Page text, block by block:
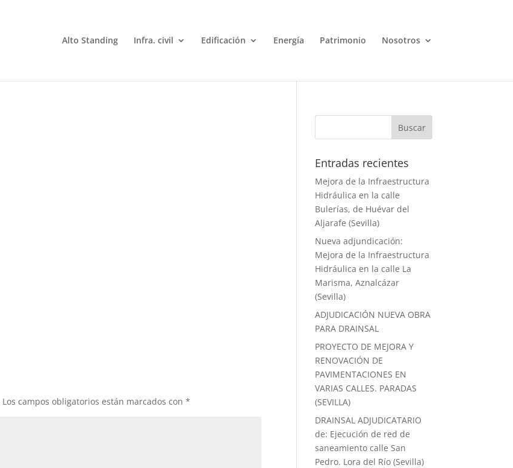
Alto Standing Infra. civil Edificación Energía Patrimonio Nosotros
Los campos obligatorios están marcados con*
Entradas recientes
Mejora de la Infraestructura
Hidráulica en la calle
Bulerías, de Huévar del
Aljarafe (Sevilla)
Nueva adjundicación:
Mejora de la Infraestructura
Hidráulica en la calle La
Marisma, Aznalcázar
(Sevilla)
ADJUDICACIÓN NUEVA OBRA
PARA DRAINSAL
PROYECTO DE MEJORA Y
RENOVACIÓN DE
PAVIMENTACIONES EN
VARIAS CALLES. PARADAS
(SEVILLA)
DRAINSAL ADJUDICATARIO
de: Ejecución de red de
saneamiento calle San
Pedro. Lora del Río (Sevilla)